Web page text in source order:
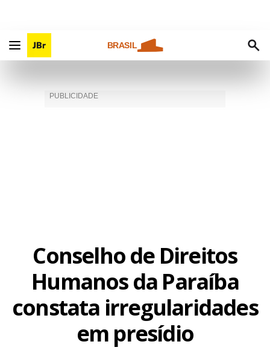
BRASIL
Conselho de Direitos
Humanos da Paraíba
constata irregularidades
em presídio